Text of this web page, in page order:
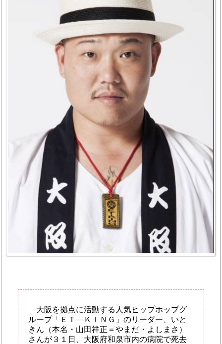
大阪を拠点に活動する人気ヒップホップグ
ループ「ＥＴ―ＫＩＮＧ」のリーダー、いと
きん（本名・山田祥正＝やまだ・よしまさ）
さんが３１日、大阪府和泉市内の病院で死去